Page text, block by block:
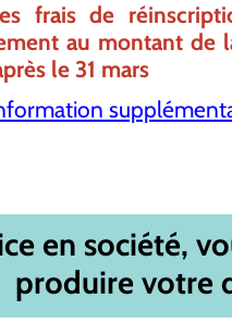
frais de
au montant de
le 31 mars
en société,
produire votre